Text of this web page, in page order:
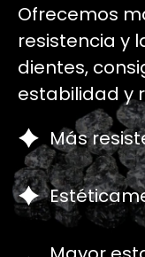
Ofrecemos
resistencia y
dientes,
estabilidad y
Más